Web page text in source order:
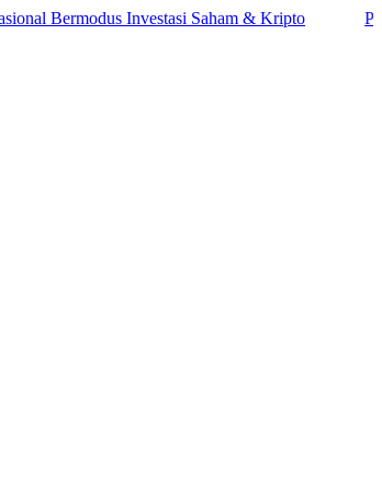
Investasi Saham & Kripto Pengamat